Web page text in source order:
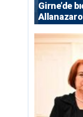
Girne’de